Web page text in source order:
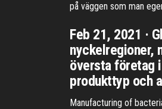
på väggen som man
Feb 21, 2021 ·
nyckelregioner,
översta företag
produkttyp och
Manufacturing of